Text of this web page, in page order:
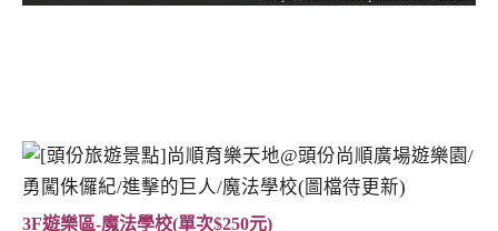
3F遊樂區-魔法學校(單次$250元)